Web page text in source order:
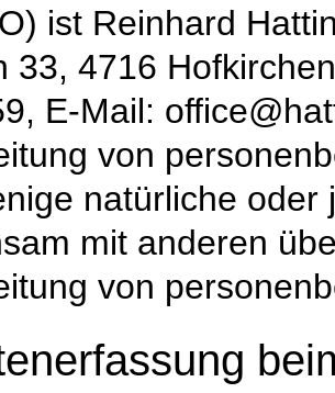
ist Reinhard
33, 4716
E-Mail:
von
natürliche
mit anderen
von